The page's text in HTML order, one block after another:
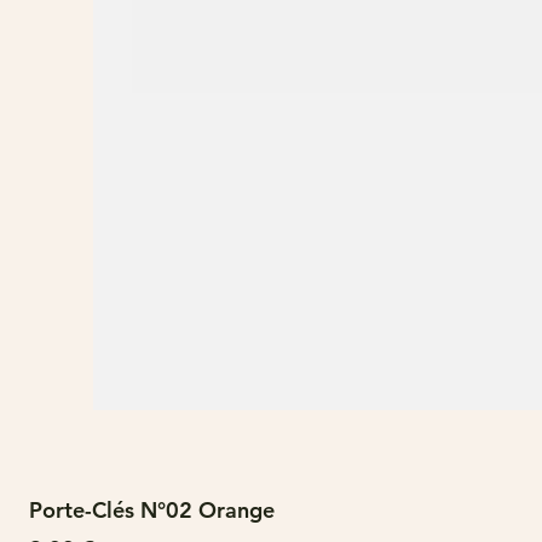
Porte-Clés N°02 Orange